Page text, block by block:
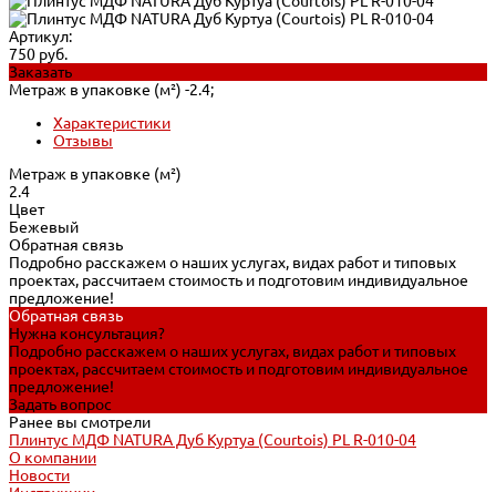
Артикул:
750 руб.
Заказать
Метраж в упаковке (м²) -2.4;
Характеристики
Отзывы
Метраж в упаковке (м²)
2.4
Цвет
Бежевый
Обратная связь
Подробно расскажем о наших услугах, видах работ и типовых
проектах, рассчитаем стоимость и подготовим индивидуальное
предложение!
Обратная связь
Нужна консультация?
Подробно расскажем о наших услугах, видах работ и типовых
проектах, рассчитаем стоимость и подготовим индивидуальное
предложение!
Задать вопрос
Ранее вы смотрели
Плинтус МДФ NATURA Дуб Куртуа (Courtois) PL R-010-04
О компании
Новости